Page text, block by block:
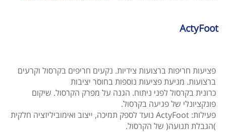
ActyFoot
פציעות חריפות ברצועות צידיות. נקעים חריפים בקרסול וקרעים
ברצועות. מניעת פציעות נוספות בחוסר יציבות
כרונית בקרסול לפני ניתוח. הגנה על מפרק הקרסול. שיקום
פונקציונלי של פגיעה בקרסול.
פעילות: ActyFoot נועד לספק תמיכה, ייצוב ואימוביליזציה חלקית
)הגבלת תנועה( של הקרסול.